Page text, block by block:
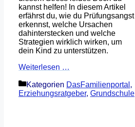
kannst helfen! In diesem Artikel
erfährst du, wie du Prüfungsangst
erkennst, welche Ursachen
dahinterstecken und welche
Strategien wirklich wirken, um
dein Kind zu unterstützen.
Weiterlesen …
Kategorien DasFamilienportal ,
Erziehungsratgeber, Grundschule